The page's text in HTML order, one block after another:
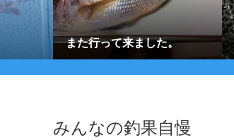
また行って来ました。
みんなの釣果自慢